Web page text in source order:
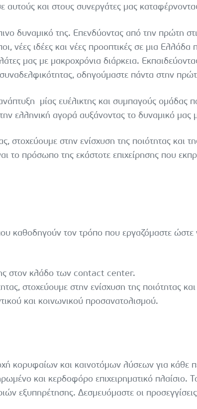
αυτούς και στους συνεργάτες μας
δυναμικό της. Επενδύοντας από την πρώτη
νέες ιδέες και νέες προοπτικές σε μια
μας με μακροχρόνια διάρκεια.
οδηγούμαστε πάντα στην
μίας ευέλικτης και συμπαγούς ομάδας
ελληνική αγορά αυξάνοντας το δυναμικό μας
στοχεύουμε στην ενίσχυση της ποιότητας και
το πρόσωπο της εκάστοτε επιχείρησης που
καθοδηγούν τον τρόπο που εργαζόμαστε ώστε
στον κλάδο των contact center.
στοχεύουμε στην ενίσχυση της ποιότητας
και κοινωνικού προσανατολισμού.
κορυφαίων και καινοτόμων λύσεων για κάθε
και κερδοφόρο επιχειρηματικό πλαίσιο.
εξυπηρέτησης. Δεσμευόμαστε οι